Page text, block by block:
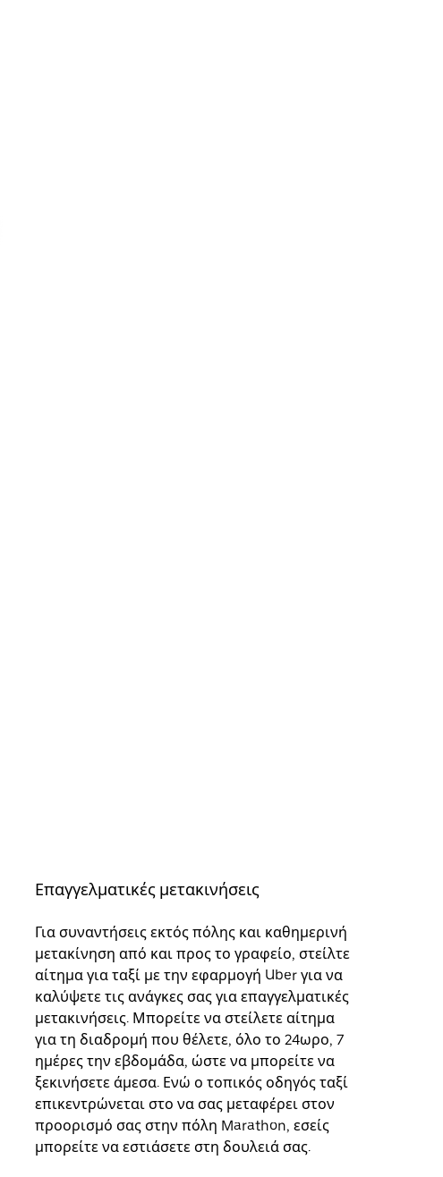
Επαγγελματικές μετακινήσεις
Για συναντήσεις εκτός πόλης και καθημερινή
μετακίνηση από και προς το γραφείο, στείλτε
αίτημα για ταξί με την εφαρμογή Uber για να
καλύψετε τις ανάγκες σας για επαγγελματικές
μετακινήσεις. Μπορείτε να στείλετε αίτημα
για τη διαδρομή που θέλετε, όλο το 24ωρο, 7
ημέρες την εβδομάδα, ώστε να μπορείτε να
ξεκινήσετε άμεσα. Ενώ ο τοπικός οδηγός ταξί
επικεντρώνεται στο να σας μεταφέρει στον
προορισμό σας στην πόλη Marathon, εσείς
μπορείτε να εστιάσετε στη δουλειά σας.